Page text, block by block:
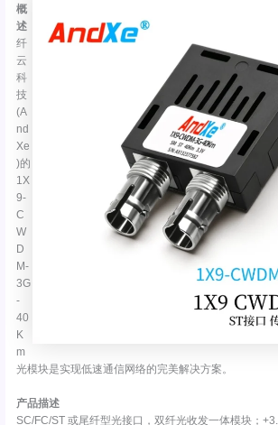
概
述
纤
云
科
技
(A
nd
Xe
)的
1X
9-
C
W
D
M-
3G
-
40
K
m
光模块是实现低速通信网络的完美解决方案。
产品描述
SC/FC/ST 或尾纤型光接口，双纤光收发一体模块；